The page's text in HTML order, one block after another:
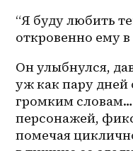
“Я буду любить
откровенно ему в
Он улыбнулся,
уж как пару
громким
персонажей,
помечая